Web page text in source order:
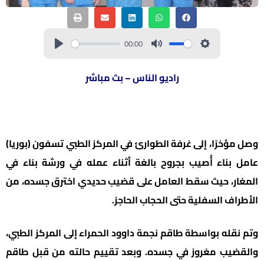
00:00
راديو الناس – بث مباشر
وصل مؤخرًا، إلى غرفة الطوارئ في المركز الطبي تسفون (بوريا)
عامل بناء أُصيب بجروح بالغة أثناء عمله في ورشة بناء في
المغار، حيث سقط العامل على قضيب حديدي اخترق جسده، من
الأطراف السفلية حتى الحجاب الحاجز.
وتم نقله بواسطة طاقم نجمة داوود الحمراء إلى المركز الطبي،
والقضيب مغروز في جسده. وبعد تقييم حالته من قبل طاقم